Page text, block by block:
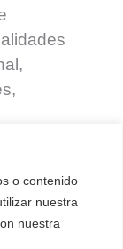
o contenido
nuestra
nuestra